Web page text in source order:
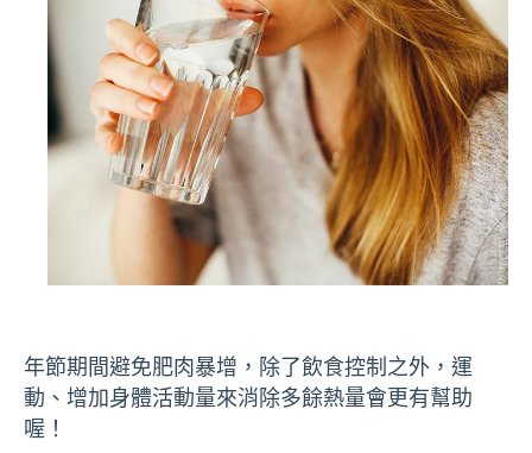
年節期間避免肥肉暴增，除了飲食控制之外，運
動、增加身體活動量來消除多餘熱量會更有幫助
喔！